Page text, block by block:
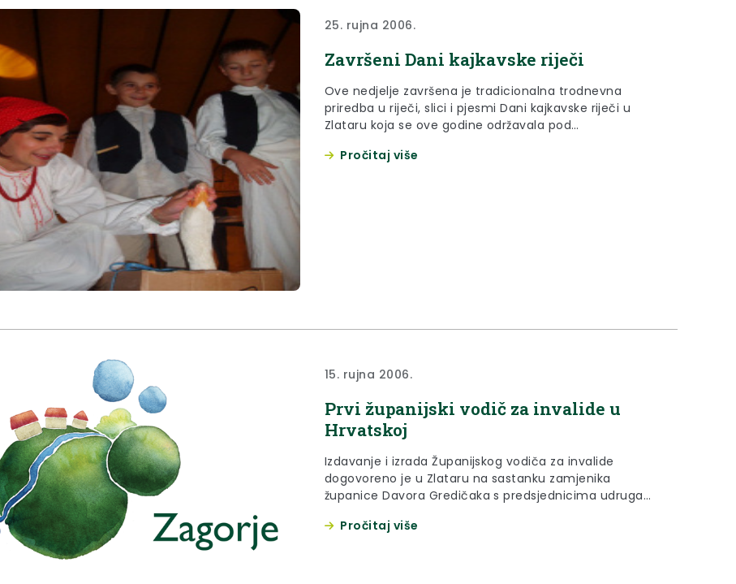
25. rujna 2006.
Završeni Dani kajkavske riječi
Ove nedjelje završena je tradicionalna trodnevna
priredba u riječi, slici i pjesmi Dani kajkavske riječi u
Zlataru koja se ove godine održavala pod
kulturnim, zabavnim i sportskim sadržajima na čijem je
Pročitaj više
15. rujna 2006.
Prvi županijski vodič za invalide u
Hrvatskoj
Izdavanje i izrada Županijskog vodiča za invalide
dogovoreno je u Zlataru na sastanku zamjenika
županice Davora Gredičaka s predsjednicima udruga
– zagorska županija postati prva županija u Hrvatskoj
Pročitaj više